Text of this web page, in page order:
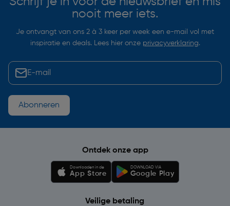
nooit meer iets.
Je ontvangt van ons 2 à 3 keer per week een e-mail vol met
inspiratie en deals. Lees hier onze privacyverklaring.
Abonneren
Ontdek onze app
Downloaden in de
App Store
DOWNLOAD VIA
Google Play
Veilige betaling